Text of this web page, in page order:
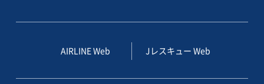
AIRLINE Web Jレスキュー Web